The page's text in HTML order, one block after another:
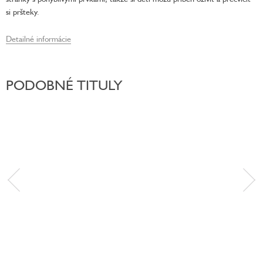
si pršteky.
Detailné informácie
PODOBNÉ TITULY